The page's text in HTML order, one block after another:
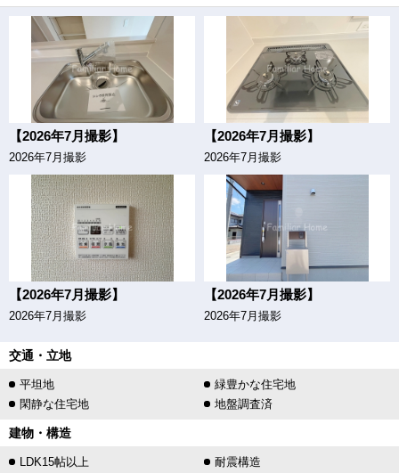
【2026年7月撮影】
2026年7月撮影
【2026年7月撮影】
2026年7月撮影
【2026年7月撮影】
2026年7月撮影
【2026年7月撮影】
2026年7月撮影
交通・立地
平坦地
緑豊かな住宅地
閑静な住宅地
地盤調査済
建物・構造
LDK15帖以上
耐震構造